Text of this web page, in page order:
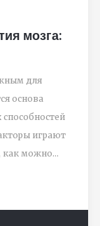
мозга:
для
основа
играют
как можно